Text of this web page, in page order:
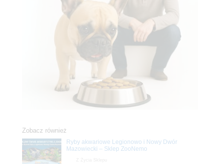
Zobacz również
Ryby akwariowe Legionowo i Nowy Dwór
Mazowiecki – Sklep ZooNemo